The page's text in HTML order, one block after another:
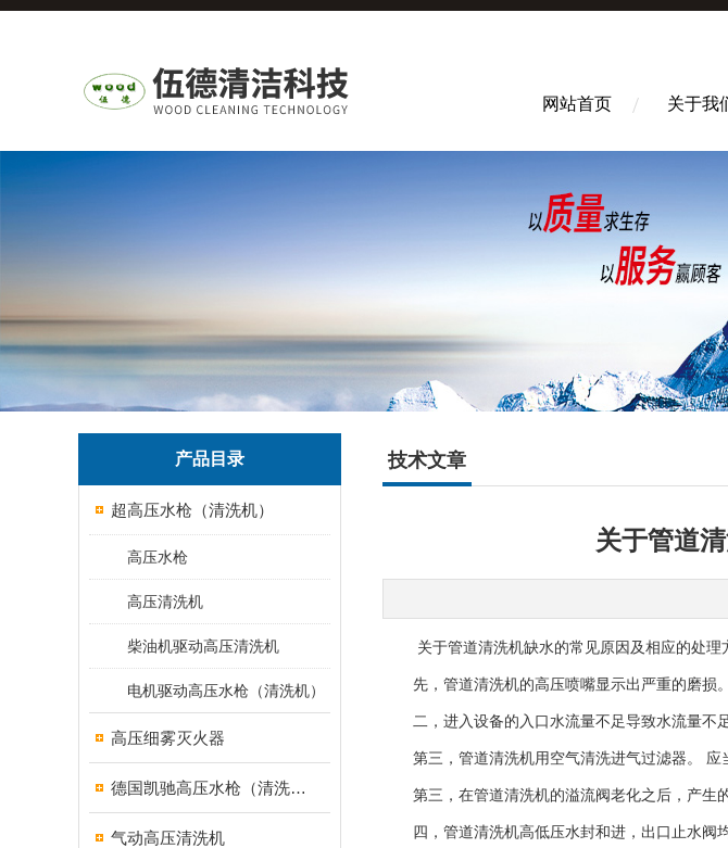
网站首页 关于我
产品目录
超高压水枪（清洗机）
高压水枪
高压清洗机
柴油机驱动高压清洗机
电机驱动高压水枪（清洗机）
高压细雾灭火器
德国凯驰高压水枪（清洗机）
气动高压清洗机
技术文章
关于管道
关于管道清洗机缺水的常见原因及相应的处理
先，管道清洗机的高压喷嘴显示出严重的磨损。
二，进入设备的入口水流量不足导致水流量不足
第三，管道清洗机用空气清洗进气过滤器。 应
第三，在管道清洗机的溢流阀老化之后，产生的
四，管道清洗机高低压水封和进，出口止水阀均